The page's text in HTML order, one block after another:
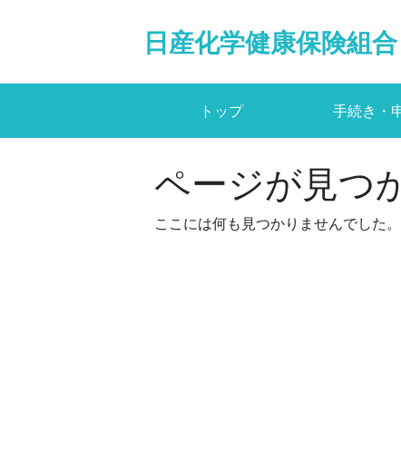
日産化学健康保険組合
トップ 手続き・
ページが見つ
ここには何も見つかりませんでした。